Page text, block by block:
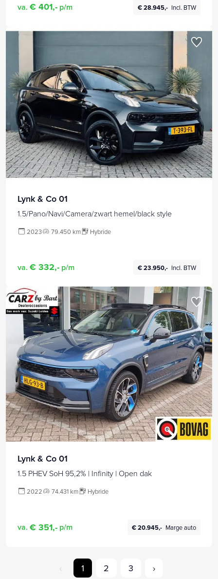
va. € 401,- p/m € 28.945,- Incl. BTW
Lynk & Co 01
1.5/Pano/Navi/Camera/zwart hemel/black style
2023 79.450 km Hybride
va. € 332,- p/m € 23.950,- Incl. BTW
Lynk & Co 01
1.5 PHEV SoH 95,2% | Infinity | Open dak
2022 74.431 km Hybride
va. € 351,- p/m € 20.945,- Marge auto
‹ 1 2 3 ›